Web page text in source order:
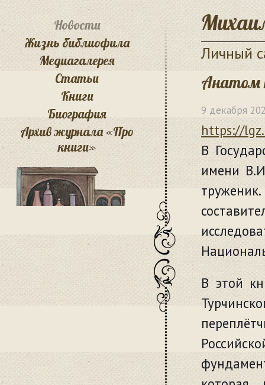
Личный
Анатом
9 декабря
https://
В
имени
В этой
Новости
Жизнь библиофила
Медиагалерея
Статьи
Книги
Биография
Архив журнала «Про
книги»